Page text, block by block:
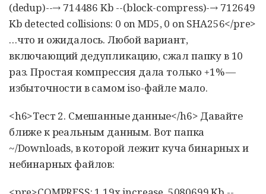
(dedup)--→ 714486 Kb --(block-compress)-→ 712649
Kb detected collisions: 0 on MD5, 0 on SHA256</pre>
…​что и ожидалось. Любой вариант,
включающий дедупликацию, сжал папку в 10
раз. Простая компрессия дала только +1% —
избыточности в самом iso-файле мало.
<h6>Тест 2. Смешанные данные</h6> Давайте
ближе к реальным данным. Вот папка
~/Downloads, в которой лежит куча бинарных и
небинарных файлов: